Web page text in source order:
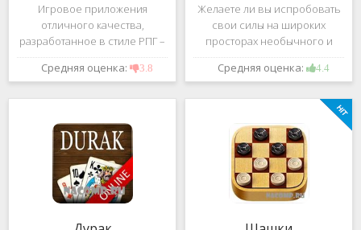
Игровое приложения
отличного качества,
разработанное в стиле РПГ –
это, конечно же, Dark
Avenger. В ней вы сможете
большое количество
проблем на свою
Средняя оценка: 3.8
Желаете ли вы испробовать
свои силы на широких
просторах необычного и
удивительного мира,
который наполнен
Если да, тогда вам к нам. Игра,
которую мы вам предложим
ниже и о
Средняя оценка: 4.4